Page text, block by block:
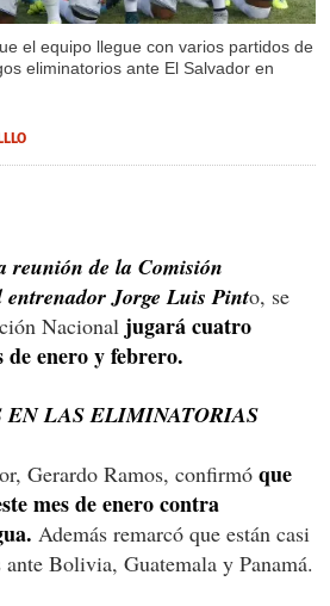
el equipo llegue con varios partidos de
eliminatorios ante El Salvador en
reunión de la Comisión
Jorge Luis Pinto, se
Nacional jugará cuatro
enero y febrero.
EN LAS ELIMINATORIAS
Gerardo Ramos, confirmó que
mes de enero contra
Además remarcó que están casi
Bolivia, Guatemala y Panamá.